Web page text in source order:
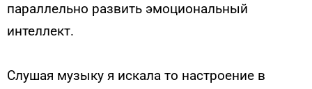
параллельно развить эмоциональный
интеллект.
Слушая музыку я искала то настроение в